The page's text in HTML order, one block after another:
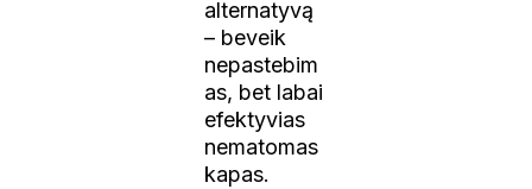
alternatyvą
– beveik
nepastebim
as, bet labai
efektyvias
nematomas
kapas.